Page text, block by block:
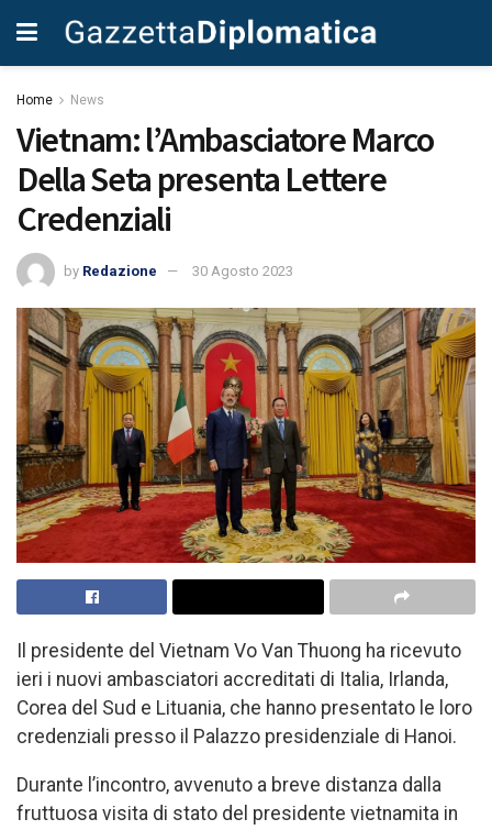
Home News
Vietnam: l’Ambasciatore Marco
Della Seta presenta Lettere
Credenziali
by Redazione 30 Agosto 2023
Il presidente del Vietnam Vo Van Thuong ha ricevuto
ieri i nuovi ambasciatori accreditati di Italia, Irlanda,
Corea del Sud e Lituania, che hanno presentato le loro
credenziali presso il Palazzo presidenziale di Hanoi.
Durante l’incontro, avvenuto a breve distanza dalla
fruttuosa visita di stato del presidente vietnamita in